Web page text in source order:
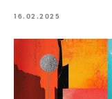
16.02.2025